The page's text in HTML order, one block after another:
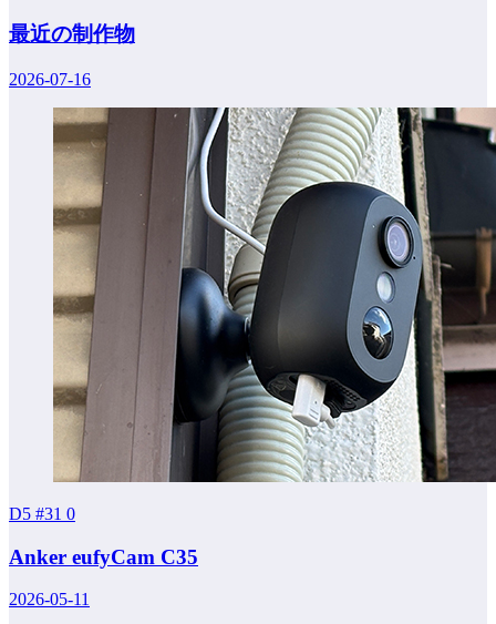
最近の制作物
2026-07-16
D5 #31 0
Anker eufyCam C35
2026-05-11